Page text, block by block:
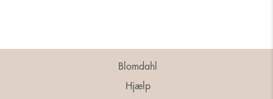
Blomdahl
Hjælp